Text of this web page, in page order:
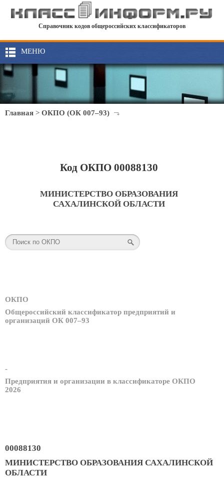
Справочник кодов общероссийских классификаторов
МЕНЮ
Главная > ОКПО (ОК 007–93)
Код ОКПО 00088130
МИНИСТЕРСТВО ОБРАЗОВАНИЯ
САХАЛИНСКОЙ ОБЛАСТИ
ОКПО
Общероссийский классификатор предприятий и
организаций ОК 007–93
-
Предприятия и организации в классификаторе ОКПО
2026
00088130
МИНИСТЕРСТВО ОБРАЗОВАНИЯ САХАЛИНСКОЙ
ОБЛАСТИ